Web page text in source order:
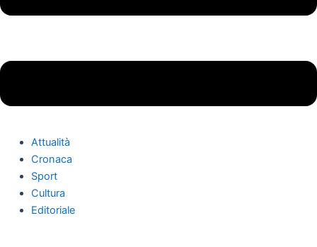
Attualità
Cronaca
Sport
Cultura
Editoriale